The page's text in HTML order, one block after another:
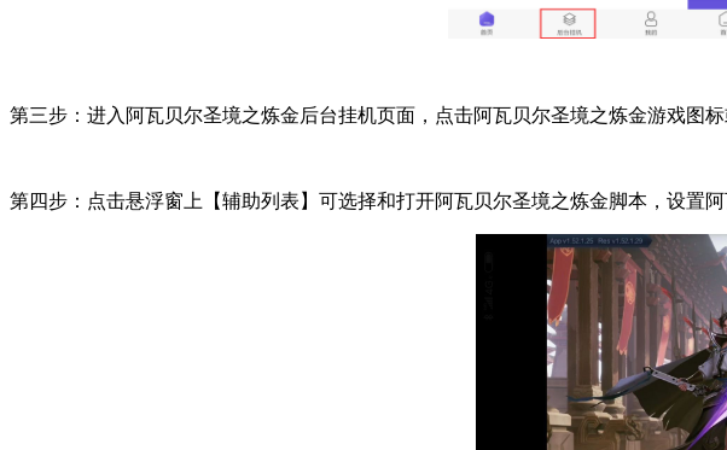
第三步：进入阿瓦贝尔圣境之炼金后台挂机页面，点击阿瓦贝尔圣境之炼金游戏图
第四步：点击悬浮窗上【辅助列表】可选择和打开阿瓦贝尔圣境之炼金脚本，设置